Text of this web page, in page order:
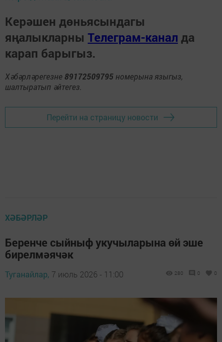
Керәшен дөньясындагы
яңалыкларны Телеграм-канал да
карап барыгыз.
Хәбәрләрегезне 89172509795 номерына языгыз,
шалтыратып әйтегез.
Перейти на страницу новости
ХӘБӘРЛӘР
Беренче сыйныф укучыларына өй эше
бирелмәячәк
Туганайлар, 7 июль 2026 - 11:00 280 0 0